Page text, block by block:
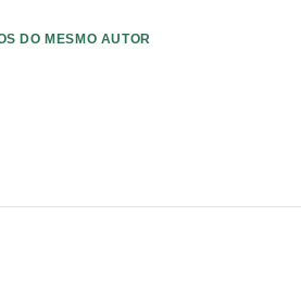
amor em sua vibrante versão do amado
DO MESMO AUTOR